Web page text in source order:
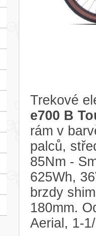
Trekové
e700 B
rám v
palců,
85Nm -
625Wh,
brzdy
180mm.
Aerial, 1-